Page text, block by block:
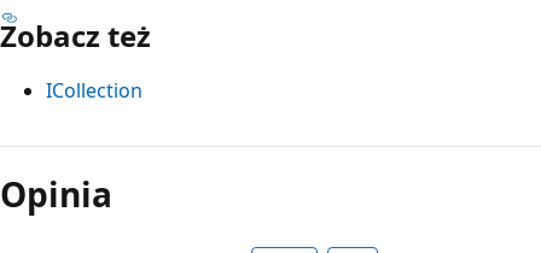
Zobacz też
ICollection
Tryb
odczytu
wyłączony
Opinia